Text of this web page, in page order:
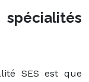
SES est que